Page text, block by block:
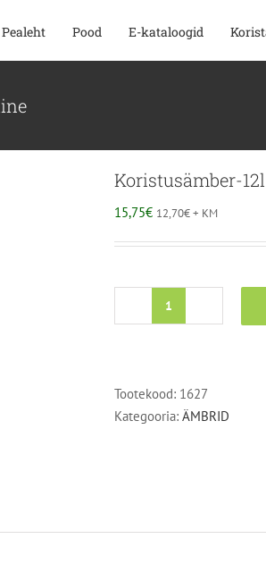
Pealeht Pood E-kataloogid
Koristusämber-
15,75€ 12,70€+ KM
Koristusämber-
Tootekood: 1627
Kategooria: ÄMBRID